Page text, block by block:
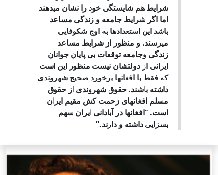
شرایط هم شایستگی خود را نشان میدهند
اما اگر شرایط جامعه و زندگی مساعد
باشد این استعدادها به اوج شکوفایی
میرسند. و منظور از شرایط مساعد
زندگی وجامعه توقعات بی پایان جوانان
ایرانی از دولتشان نیست منظور این است
که فقط با افغانها برخورد صحیح شهروندی
داشته باشند. حقوق شهروندی از حقوق
مسلم افغانهای زحمت کش مقیم ایران
است. “افغانها در آبادانی ایران سهم
بسزایی داشته و دارند.”